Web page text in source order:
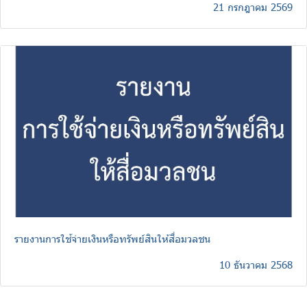
21 กรกฎาคม 2569
รายงานการใช้จ่ายเงินหรือทรัพย์สินให้สื่อมวลชน
10 ธันวาคม 2568